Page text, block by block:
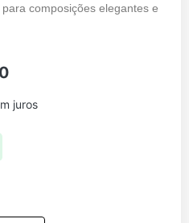
composições elegantes e
juros